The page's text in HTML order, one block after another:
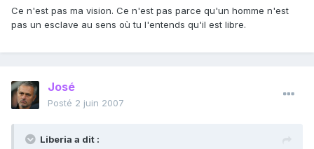
Ce n'est pas ma vision. Ce n'est pas parce qu'un homme n'est
pas un esclave au sens où tu l'entends qu'il est libre.
José
Posté 2 juin 2007
Liberia a dit :